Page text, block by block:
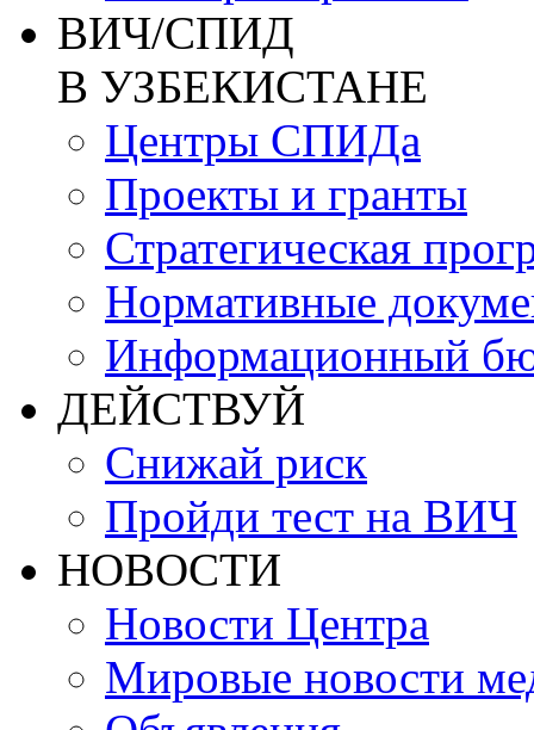
ВИЧ/СПИД
В УЗБЕКИСТАНЕ
Центры СПИДа
Проекты и гранты
Стратегическая
Нормативные
Информационный
ДЕЙСТВУЙ
Снижай риск
Пройди тест на ВИЧ
НОВОСТИ
Новости Центра
Мировые новости